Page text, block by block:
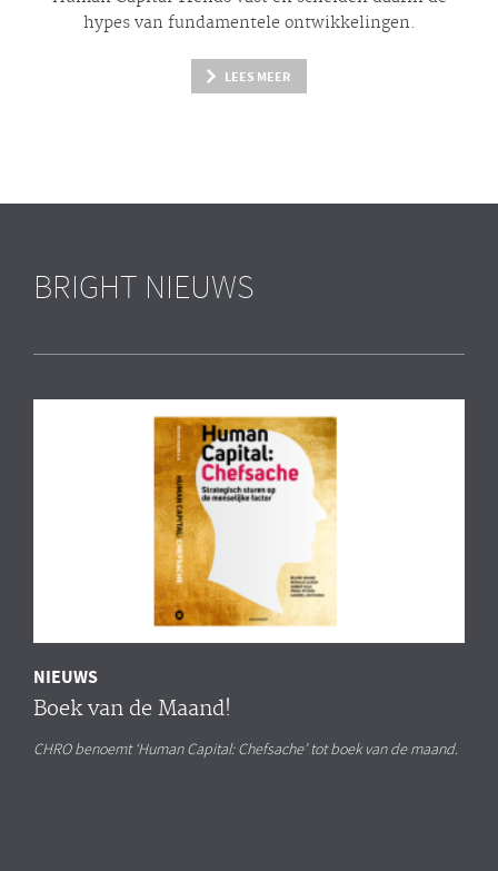
hypesvan fundamentele ontwikkelingen.
LEES MEER
BRIGHT NIEUWS
NIEUWS
Boek van de Maand!
CHRO benoemt ‘Human Capital: Chefsache’ tot boek van de maand.